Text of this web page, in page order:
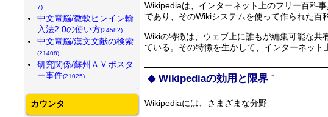
Wikipediaは、インターネット上のフリー百科
であり、そのWikiシステムを使って作られた百
Wikiの特徴は、ウェブ上に誰もが編集可能な
ている。その特徴を生かして、インターネット
Wikipediaの効用と限界 †
Wikipediaには、さまざまな分野
7)
中文電脳/微軟ピンイン輸
入法2.0の使い方(24582)
中文電脳/漢文文献の検索
(21408)
研究関係/蘇州ＡＶポスタ
ー事件(21025)
↑
カウンタ